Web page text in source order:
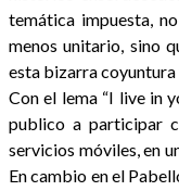
temática impuesta,
menos unitario, sino
esta bizarra
Con el lema “I live in
publico a participar
servicios móviles, en
En cambio en el